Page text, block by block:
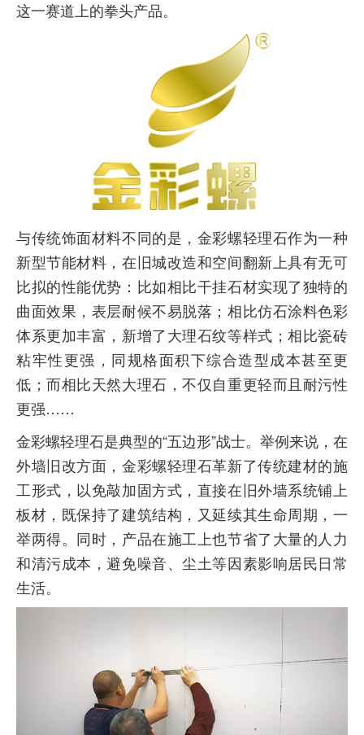
这一赛道上的拳头产品。
与传统饰面材料不同的是，金彩螺轻理石作为一种
新型节能材料，在旧城改造和空间翻新上具有无可
比拟的性能优势：比如相比干挂石材实现了独特的
曲面效果，表层耐候不易脱落；相比仿石涂料色彩
体系更加丰富，新增了大理石纹等样式；相比瓷砖
粘牢性更强，同规格面积下综合造型成本甚至更
低；而相比天然大理石，不仅自重更轻而且耐污性
更强……
金彩螺轻理石是典型的“五边形”战士。举例来说，在
外墙旧改方面，金彩螺轻理石革新了传统建材的施
工形式，以免敲加固方式，直接在旧外墙系统铺上
板材，既保持了建筑结构，又延续其生命周期，一
举两得。同时，产品在施工上也节省了大量的人力
和清污成本，避免噪音、尘土等因素影响居民日常
生活。